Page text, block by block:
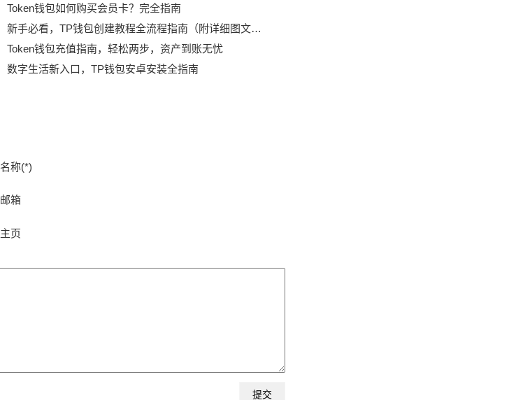
Token钱包如何购买会员卡？完全指南
新手必看，TP钱包创建教程全流程指南（附详细图文位置）
Token钱包充值指南，轻松两步，资产到账无忧
数字生活新入口，TP钱包安卓安装全指南
名称(*)
邮箱
主页